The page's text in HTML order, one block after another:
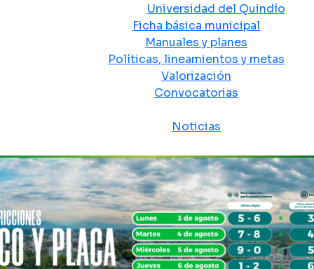
Universidad del Quindío
Ficha básica municipal
Manuales y planes
Políticas, lineamientos y metas
Valorización
Convocatorias
Noticias